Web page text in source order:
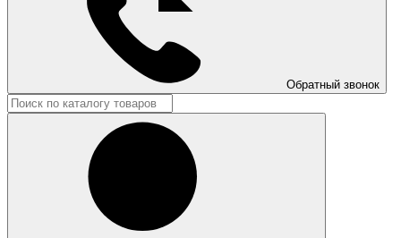
Обратный звонок